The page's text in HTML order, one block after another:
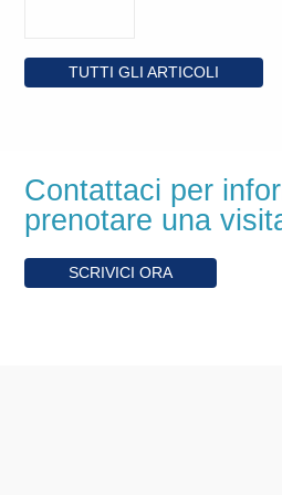
TUTTI GLI ARTICOLI
Contattaci per
prenotare una
SCRIVICI ORA